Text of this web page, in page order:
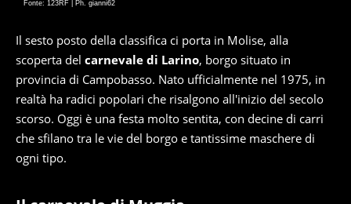
Fonte: 123RF | Ph. gianni62
Il sesto posto della classifica ci porta in Molise, alla
scoperta del carnevale di Larino, borgo situato in
provincia di Campobasso. Nato ufficialmente nel 1975, in
realtà ha radici popolari che risalgono all'inizio del secolo
scorso. Oggi è una festa molto sentita, con decine di carri
che sfilano tra le vie del borgo e tantissime maschere di
ogni tipo.